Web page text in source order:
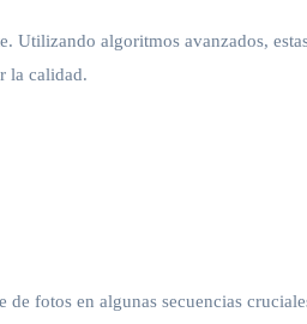
Utilizando algoritmos avanzados,
la calidad.
fotos en algunas secuencias